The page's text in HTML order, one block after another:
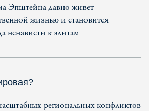
Эпштейна давно живет
жизнью и становится
ненависти к элитам
региональных конфликтов